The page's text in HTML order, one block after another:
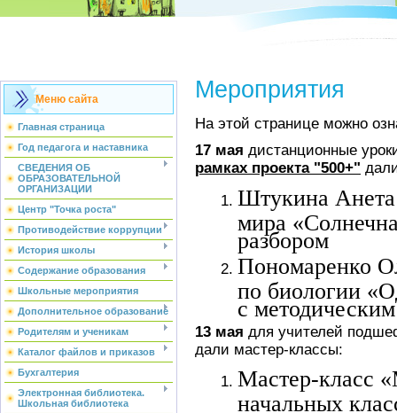
Меню сайта
Главная страница
Год педагога и наставника
СВЕДЕНИЯ ОБ
ОБРАЗОВАТЕЛЬНОЙ
ОРГАНИЗАЦИИ
Центр "Точка роста"
Противодействие коррупции
История школы
Содержание образования
Школьные мероприятия
Дополнительное образование
Родителям и ученикам
Каталог файлов и приказов
Бухгалтерия
Электронная библиотека.
Школьная библиотека
Мероприятия
На этой странице можно
17 мая дистанционные
рамках проекта "500+"
Штукина
мира
разбором
Пономаренко
по биологии
с
13 мая для учителей
дали мастер-классы:
Мастер-класс
начальных